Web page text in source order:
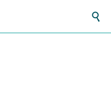
